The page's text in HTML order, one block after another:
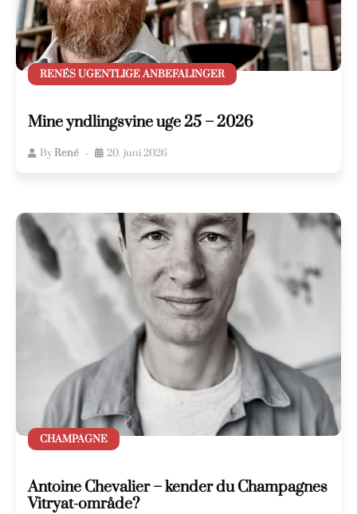
RENÉS UGENTLIGE ANBEFALINGER
Mine yndlingsvine uge 25 – 2026
ByRené 20. juni 2026
CHAMPAGNE
Antoine Chevalier – kender du Champagnes
Vitryat-område?